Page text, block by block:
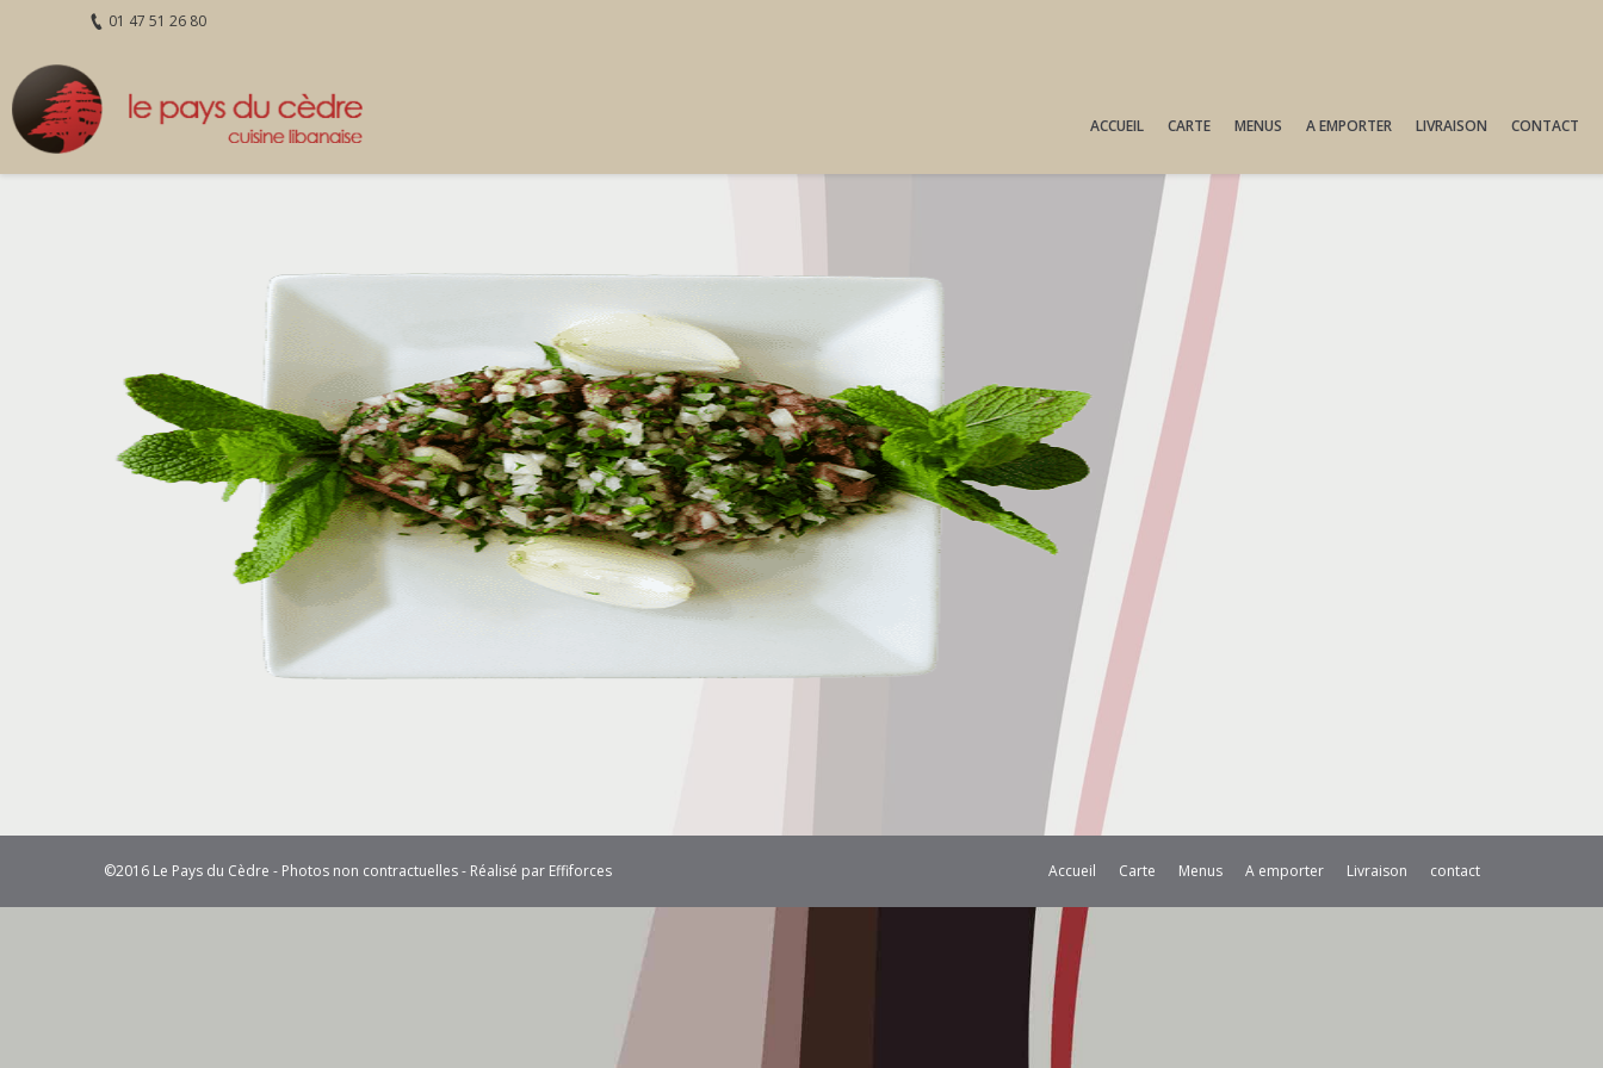
01 47 51 26 80
ACCUEIL CARTE MENUS A EMPORTER LIVRAISON CONTACT
©2016 Le Pays du Cèdre - Photos non contractuelles - Réalisé par Effiforces Accueil Carte Menus A emporter Livraison contact